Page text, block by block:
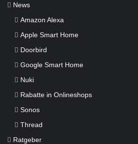
News
Amazon Alexa
Apple Smart Home
Doorbird
Google Smart Home
Nuki
Rabatte in Onlineshops
Sonos
Thread
Ratgeber